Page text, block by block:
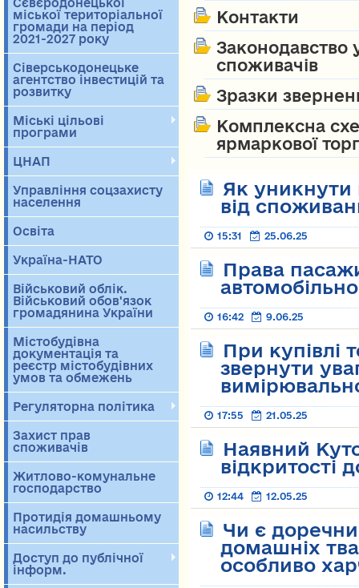
Сєвєродонецької
міської територіальної
громади на період
2021-2027 року
Сіверськодонецьке
агентство інвестицій та
розвитку
Міські цільові
програми
ЦНАП
Управління соцзахисту
населення
Освіта
Україна-НАТО
Військовий облік.
Військовий обов'язок
громадянина України
Містобудівна
документація та
реєстр містобудівних
умов та обмежень
Регуляторна політика
Захист прав
споживачів
Житлово-комунальне
господарство
Протидія домашньому
насильству
Доступ до публічної
інформ.
Контакти
Законодавство
споживачів
Зразки
Комплексна
ярмаркової
Як уникнути
від
15:31 25.06.25
Права
16:42 9.06.25
При купівлі
звернути
17:55 21.05.25
Наявний
відкритості
12:44 12.05.25
Чи є
домашніх
особливо